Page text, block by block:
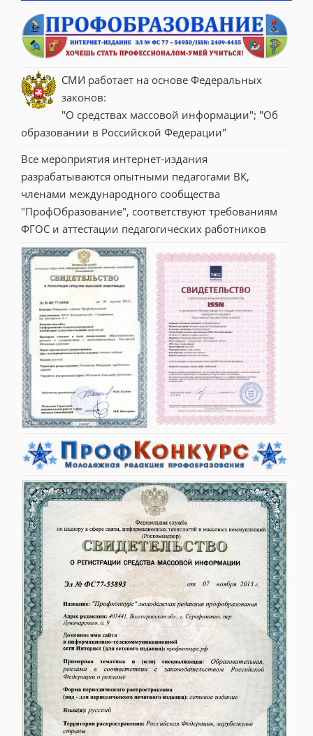
СМИ работает на основе Федеральных
законов:
"О средствах массовой информации"; "Об
образовании в Российской Федерации"
Все мероприятия интернет-издания
разрабатываются опытными педагогами ВК,
членами международного сообщества
"ПрофОбразование", соответствуют требованиям
ФГОС и аттестации педагогических работников